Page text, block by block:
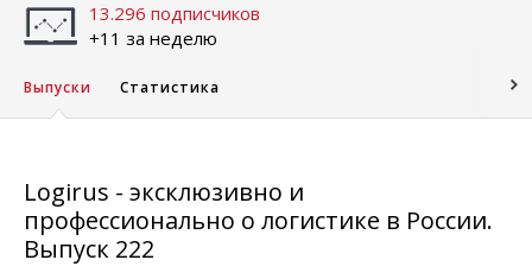
13.296 подписчиков
+11 за неделю
Выпуски Статистика
Logirus - эксклюзивно и
профессионально о логистике в России.
Выпуск 222